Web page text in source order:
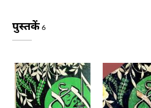
पुस्तकें 6